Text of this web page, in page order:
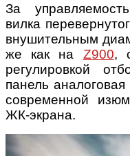
За
вилка
внушительным
же как на Z900,
регулировкой
панель
современной
ЖК-экрана.